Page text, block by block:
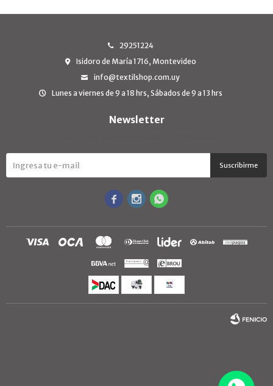
29251224
Isidoro de María 1716, Montevideo
info@textilshop.com.uy
Lunes a viernes de 9 a 18 hrs, Sábados de 9 a 13 hrs
Newsletter
Suscribirme
  